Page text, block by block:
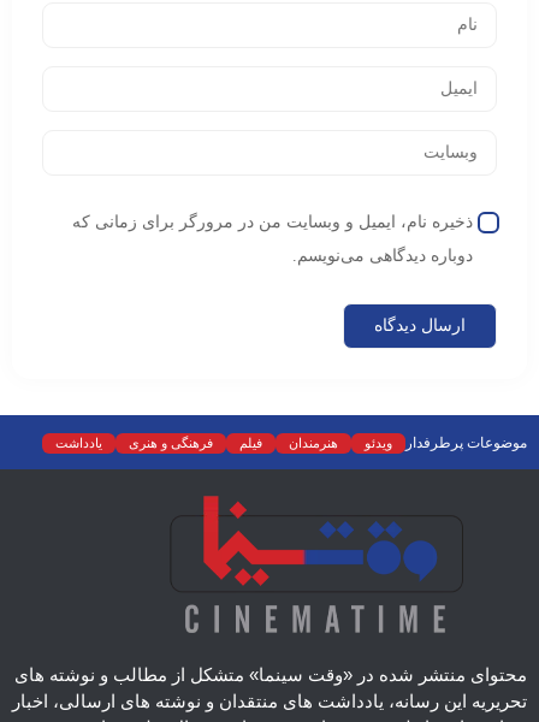
ذخیره نام، ایمیل و وبسایت من در مرورگر برای زمانی که
دوباره دیدگاهی می‌نویسم.
موضوعات پرطرفدار ویدئو هنرمندان فیلم فرهنگی و هنری
یادداشت
نمایش خانگی
نقد موسیقی سینما رادیو و تلویزیون تجسمی
تئاتر
محتوای منتشر شده در «وقت سینما» متشکل از مطالب و نوشته های
تحریریه این رسانه، یادداشت های منتقدان و نوشته های ارسالی، اخبار